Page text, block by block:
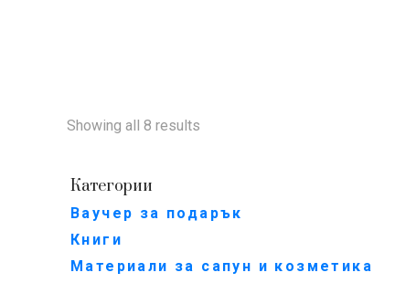
Showing all 8 results
Категории
Ваучер за подарък
Книги
Материали за сапун и козметика